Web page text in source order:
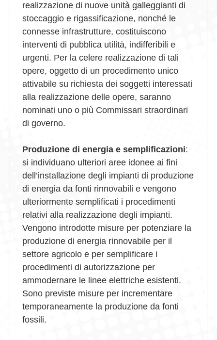
realizzazione di nuove unità galleggianti di
stoccaggio e rigassificazione, nonché le
connesse infrastrutture, costituiscono
interventi di pubblica utilità, indifferibili e
urgenti. Per la celere realizzazione di tali
opere, oggetto di un procedimento unico
attivabile su richiesta dei soggetti interessati
alla realizzazione delle opere, saranno
nominati uno o più Commissari straordinari
di governo.
Produzione di energia e semplificazioni:
si individuano ulteriori aree idonee ai fini
dell’installazione degli impianti di produzione
di energia da fonti rinnovabili e vengono
ulteriormente semplificati i procedimenti
relativi alla realizzazione degli impianti.
Vengono introdotte misure per potenziare la
produzione di energia rinnovabile per il
settore agricolo e per semplificare i
procedimenti di autorizzazione per
ammodernare le linee elettriche esistenti.
Sono previste misure per incrementare
temporaneamente la produzione da fonti
fossili.